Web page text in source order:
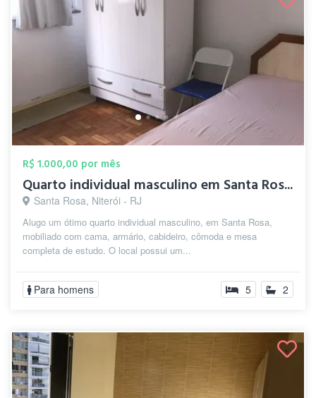
R$ 1.000,00 por mês
Quarto individual masculino em Santa Ros...
Santa Rosa, Niterói - RJ
Alugo um ótimo quarto individual masculino, em Santa Rosa,
mobiliado com cama, armário, cabideiro, cômoda e mesa
completa de estudo. O local possui um...
Para homens 5 2